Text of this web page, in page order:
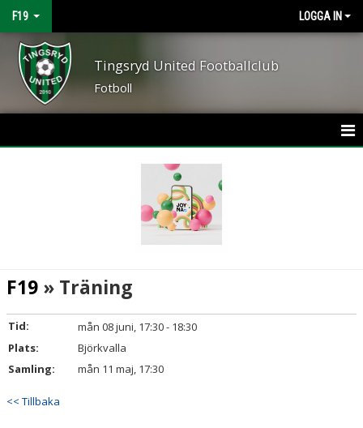
F19 LOGGA IN
Tingsryd United Footballclub
Fotboll
DOKUMENT
KONTAKT
F19 » Träning
Tid:
mån 08 juni, 17:30 - 18:30
Plats:
Björkvalla
Samling:
mån 11 maj, 17:30
<< Tillbaka